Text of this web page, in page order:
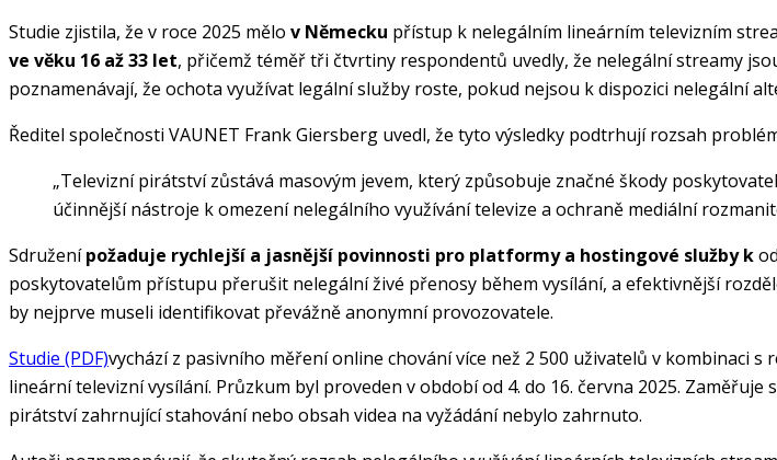
Studie zjistila, že v roce 2025 mělo v Německu přístup k nelegálním lineárním televizním
ve věku 16 až 33 let, přičemž téměř tři čtvrtiny respondentů uvedly, že nelegální streamy
poznamenávají, že ochota využívat legální služby roste, pokud nejsou k dispozici nelegální
Ředitel společnosti VAUNET Frank Giersberg uvedl, že tyto výsledky podtrhují rozsah
„Televizní pirátství zůstává masovým jevem, který způsobuje značné škody
účinnější nástroje k omezení nelegálního využívání televize a ochraně mediální
Sdruženípožaduje rychlejší a jasnější povinnosti pro platformy a hostingové služby k
poskytovatelům přístupu přerušit nelegální živé přenosy během vysílání, a efektivnější
by nejprve museli identifikovat převážně anonymní provozovatele.
Studie (PDF)vychází z pasivního měření online chování více než 2 500 uživatelů v kombinaci
lineární televizní vysílání. Průzkum byl proveden v období od 4. do 16. června 2025.
pirátství zahrnující stahování nebo obsah videa na vyžádání nebylo zahrnuto.